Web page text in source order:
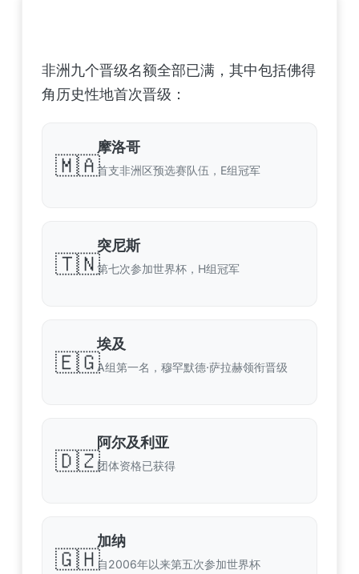
非洲九个晋级名额全部已满，其中包括佛得
角历史性地首次晋级：
🇲🇦
摩洛哥
首支非洲区预选赛队伍，E组冠军
🇹🇳
突尼斯
第七次参加世界杯，H组冠军
🇪🇬
埃及
A组第一名，穆罕默德·萨拉赫领衔晋级
🇩🇿
阿尔及利亚
团体资格已获得
🇬🇭
加纳
自2006年以来第五次参加世界杯